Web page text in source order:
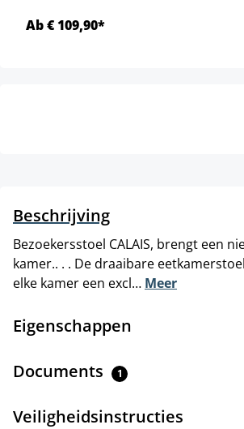
Ab € 109,90*
Beschrijving
Bezoekersstoel CALAIS, brengt een
kamer.. . . De draaibare
elke kamer een excl… Meer
Eigenschappen
Documents 1
Veiligheidsinstructies